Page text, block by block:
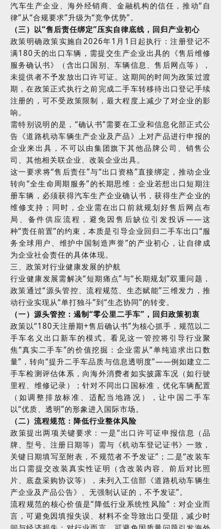
汽车生产企业、海外经销商、金融机构的信任，推动“自
律”从“合规要求”升级为“竞争优势”。
（三）以“售后责任绑定”压实自律底线，回归产业初心
政策明确政策实施自2026年1 月 1 日起执行：注册登记不
满180天的出口车辆，需提交生产企业出具的《售后维修
服务确认书》（含出口国别、车辆信息、售后网点等），
未提供者不予发放出口许可证。这期间的时间为政策过渡
期，在政策正式执行之前完成二手车转移待出口登记手续
注册的，可不受政策限制，最大程度上减少了对企业的影
响。
需特别说明的是， “确认书”需要在工业和信息化部正式公
告《道路机动车辆生产企业及产品》上对产品进行申报的
企业来出具，不可以由集团旗下其他品牌公司、销售公
司、其他相关联企业、改装企业出具。
这一要求将“售后责任”与“出口资格”直接绑定，推动企业
转向“全生命周期服务”的长期思维：企业若想出口短期注
册车辆，必须获得汽车生产企业确认书，获得生产企业的
维修支持；同时，企业需在出口前就规划好售后网点布
局、备件供应流程，避免因售后缺位引发投诉——这
种“责任前置”的约束，本质是引导企业回归二手车出口“服
务全球用户、维护中国制造声誉”的产业初心，让自律成
为企业社会责任的具体体现。
三、 政策对行业健康发展的护航
行业健康发展需解决“短期痛点”与“长期规划”双重问题，
政策通过“源头管控、流程规范、生态赋能”三维发力，推
动行业实现从“单打独斗”到“生态协同”的转变。
（一）源头管控：遏制“零公里二手车” ，回归政策初衷
政策以“180天注册期+售后确认书”为核心抓手，规范以二
手车名义出口新车的模式。看见这一管控将引导行业聚
焦“真实二手车”的价值挖掘：企业需从“单纯追求出口数
量” ，转向“提升二手车品质与信息透明度”——例如建立二
手车检测评估体系，向海外消费者如实披露车况（如行驶
里程、维修记录）；针对不同出口国标准，优化车辆配置
（如调整排放标准、适配当地路况），让中国二手车
以“优质、透明”的形象进入国际市场。
（二）流程规范：降低行业整体风险
政策提出两项关键要求：一是“出口许可证申报信息（品
牌、型号、注册日期等）需与《机动车登记证书》一致，
关键日期填写至附表，不规范者不予发证” ；二是“改装车
出口需提交改装真实性证明（含改装内容、前后对比照
片、底盘采购协议等），未列入工信部《道路机动车辆生
产企业及产品公告》、无强制认证的，不予发证”。
流程规范的核心价值是“降低行业系统性风险” ：对企业而
言，可避免因填报失误、材料不全导致出口受阻，减少时